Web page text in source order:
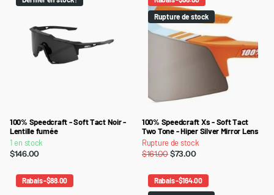
100% Speedcraft - Soft Tact Noir -
Lentille fumée
1 en stock
$146.00
Rupture de stock
100% Speedcraft Xs - Soft Tact
Two Tone - Hiper Silver Mirror Lens
Rupture de stock
$161.00$73.00
Rabais -$88.00
Rabais -$164.00